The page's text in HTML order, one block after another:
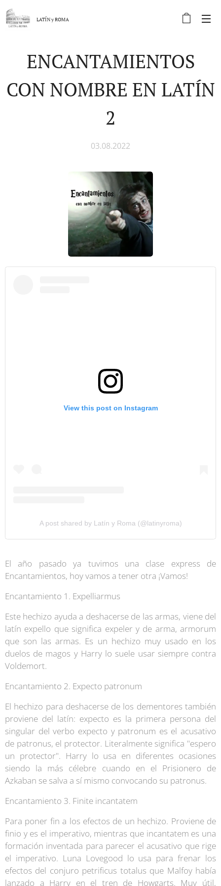
LATÍN yROMA
ENCANTAMIENTOS
CON NOMBRE EN LATÍN
2
03.08.2022
View this post on Instagram
A post shared by Latín y Roma (@latinyroma)
El año pasado ya tuvimos una clase express de
Encantamientos, hoy vamos a tener otra ¡Vamos!
Encantamiento 1. Expelliarmus
Este hechizo ayuda a deshacerse de las armas, viene del
latín expello que significa expeler y de arma, armorum
que son las armas. Es un hechizo muy usado en los
duelos de magos y Harry lo suele usar siempre contra
Voldemort.
Encantamiento 2. Expecto patronum
El hechizo para deshacerse de los dementores también
proviene del latín: expecto es la primera persona del
singular del verbo expecto y patronum es el acusativo
de patronus, el protector. Literalmente significa "espero
un protector". Harry lo usa en diferentes ocasiones
siendo la más célebre cuando en el Prisionero de
Azkaban se salva a sí mismo convocando su patronus.
Encantamiento 3. Finite incantatem
Para poner fin a los efectos de un hechizo. Proviene de
finio y es el imperativo, mientras que incantatem es una
formación inventada para parecer el acusativo que rige
el imperativo. Luna Lovegood lo usa para frenar los
efectos del conjuro petrificus totalus que Malfoy había
lanzado a Harry en el tren de Howgarts. Muy útil,